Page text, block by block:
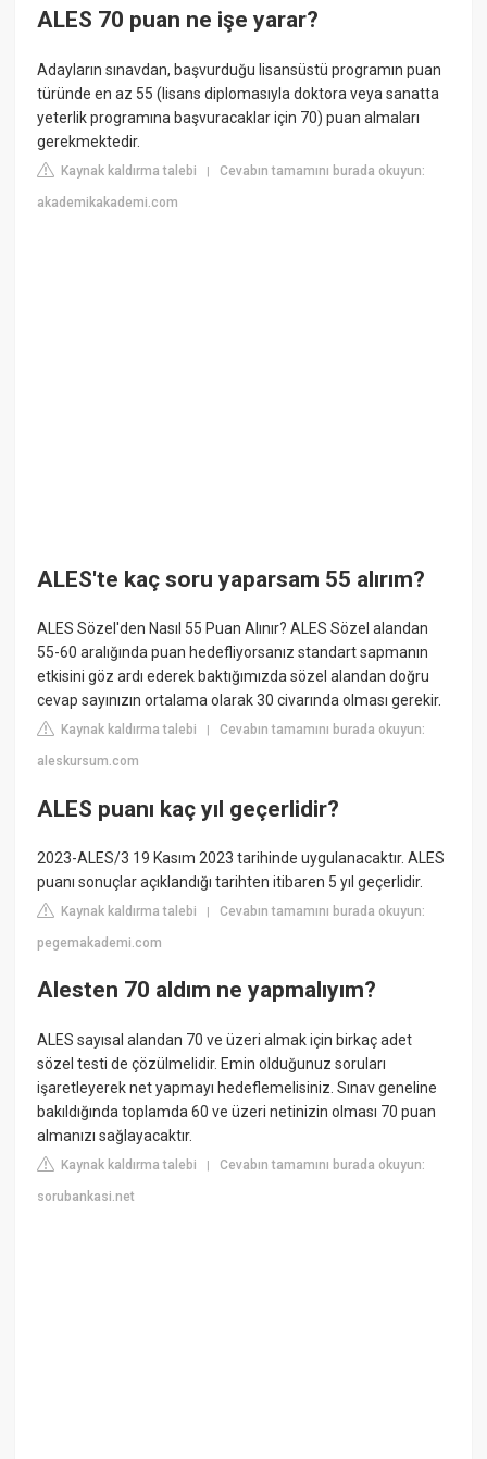
ALES 70 puan ne işe yarar?
Adayların sınavdan, başvurduğu lisansüstü programın puan
türünde en az 55 (lisans diplomasıyla doktora veya sanatta
yeterlik programına başvuracaklar için 70) puan almaları
gerekmektedir.
Kaynak kaldırma talebi |Cevabın tamamını burada okuyun:
akademikakademi.com
ALES'te kaç soru yaparsam 55 alırım?
ALES Sözel'den Nasıl 55 Puan Alınır? ALES Sözel alandan
55-60 aralığında puan hedefliyorsanız standart sapmanın
etkisini göz ardı ederek baktığımızda sözel alandan doğru
cevap sayınızın ortalama olarak 30 civarında olması gerekir.
Kaynak kaldırma talebi |Cevabın tamamını burada okuyun:
aleskursum.com
ALES puanı kaç yıl geçerlidir?
2023-ALES/3 19 Kasım 2023 tarihinde uygulanacaktır. ALES
puanı sonuçlar açıklandığı tarihten itibaren 5 yıl geçerlidir.
Kaynak kaldırma talebi |Cevabın tamamını burada okuyun:
pegemakademi.com
Alesten 70 aldım ne yapmalıyım?
ALES sayısal alandan 70 ve üzeri almak için birkaç adet
sözel testi de çözülmelidir. Emin olduğunuz soruları
işaretleyerek net yapmayı hedeflemelisiniz. Sınav geneline
bakıldığında toplamda 60 ve üzeri netinizin olması 70 puan
almanızı sağlayacaktır.
Kaynak kaldırma talebi |Cevabın tamamını burada okuyun:
sorubankasi.net